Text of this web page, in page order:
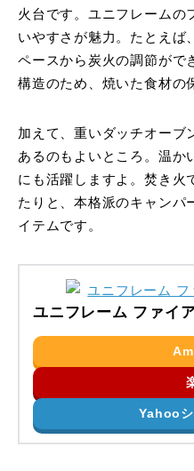
火台です。ユニフレームの
いやすさが魅力。たとえば
ペースから炭火の調節がで
構造のため、焼いた食材の
加えて、重いダッチオーブ
あるのもよいところ。温か
にも活躍しますよ。焚き火
たりと、本格派のキャンパ
イテムです。
ユニフレーム ファイ
Yahoo